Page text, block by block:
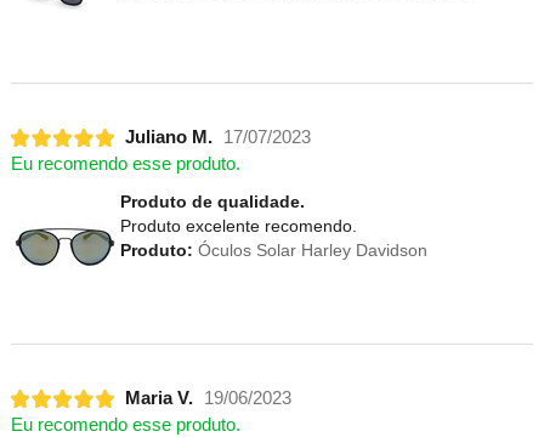
Juliano M.
17/07/2023
Eu recomendo esse produto.
Produto de qualidade.
Produto excelente recomendo.
Produto: Óculos Solar Harley Davidson
Maria V.
19/06/2023
Eu recomendo esse produto.